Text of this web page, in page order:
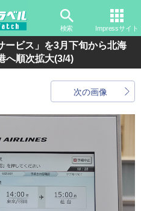
検索 Impressサイト
ービス」を3月下旬から北海
へ順次拡大(3/4)
次の画像